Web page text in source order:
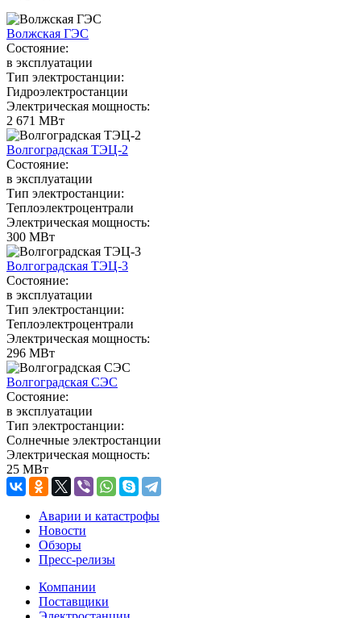
Волжская ГЭС
Состояние:
в эксплуатации
Тип электростанции:
Гидроэлектростанции
Электрическая мощность:
2 671 МВт
Волгоградская ТЭЦ-2
Состояние:
в эксплуатации
Тип электростанции:
Теплоэлектроцентрали
Электрическая мощность:
300 МВт
Волгоградская ТЭЦ-3
Состояние:
в эксплуатации
Тип электростанции:
Теплоэлектроцентрали
Электрическая мощность:
296 МВт
Волгоградская СЭС
Состояние:
в эксплуатации
Тип электростанции:
Солнечные электростанции
Электрическая мощность:
25 МВт
Аварии и катастрофы
Новости
Обзоры
Пресс-релизы
Компании
Поставщики